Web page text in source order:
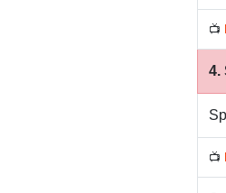
📺
4.
📺